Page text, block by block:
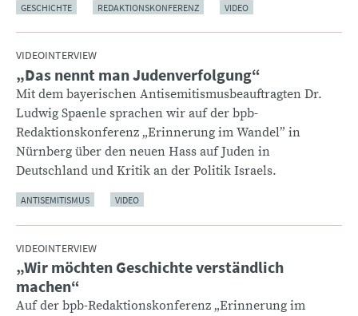
GESCHICHTE REDAKTIONSKONFERENZ VIDEO
VIDEOINTERVIEW
:„Das nennt man Judenverfolgung“
Mit dem bayerischen Antisemitismusbeauftragten Dr.
Ludwig Spaenle sprachen wir auf der bpb-
Redaktionskonferenz „Erinnerung im Wandel” in
Nürnberg über den neuen Hass auf Juden in
Deutschland und Kritik an der Politik Israels.
ANTISEMITISMUS VIDEO
VIDEOINTERVIEW
:„Wir möchten Geschichte verständlich
machen“
Auf der bpb-Redaktionskonferenz „Erinnerung im